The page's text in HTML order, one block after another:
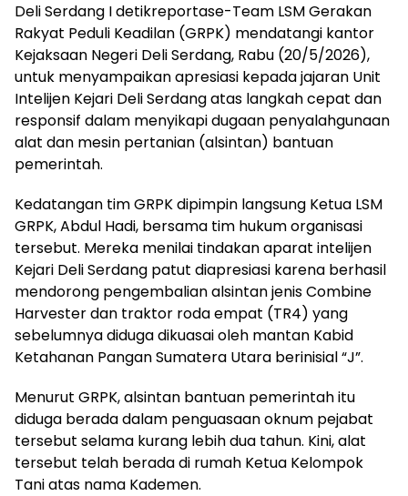
Deli Serdang I detikreportase-Team LSM Gerakan
Rakyat Peduli Keadilan (GRPK) mendatangi kantor
Kejaksaan Negeri Deli Serdang, Rabu (20/5/2026),
untuk menyampaikan apresiasi kepada jajaran Unit
Intelijen Kejari Deli Serdang atas langkah cepat dan
responsif dalam menyikapi dugaan penyalahgunaan
alat dan mesin pertanian (alsintan) bantuan
pemerintah.
Kedatangan tim GRPK dipimpin langsung Ketua LSM
GRPK, Abdul Hadi, bersama tim hukum organisasi
tersebut. Mereka menilai tindakan aparat intelijen
Kejari Deli Serdang patut diapresiasi karena berhasil
mendorong pengembalian alsintan jenis Combine
Harvester dan traktor roda empat (TR4) yang
sebelumnya diduga dikuasai oleh mantan Kabid
Ketahanan Pangan Sumatera Utara berinisial “J”.
Menurut GRPK, alsintan bantuan pemerintah itu
diduga berada dalam penguasaan oknum pejabat
tersebut selama kurang lebih dua tahun. Kini, alat
tersebut telah berada di rumah Ketua Kelompok
Tani atas nama Kademen.